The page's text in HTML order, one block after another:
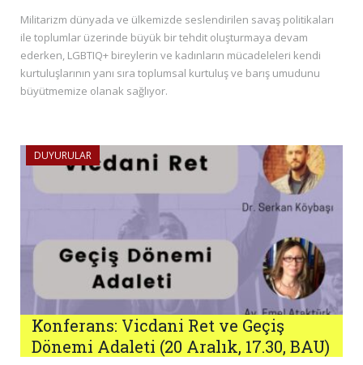
Militarizm dünyada ve ülkemizde seslendirilen savaş politikaları
ile toplumlar üzerinde büyük bir tehdit oluşturmaya devam
ederken, LGBTIQ+ bireylerin ve kadınların mücadeleleri kendi
kurtuluşlarının yanı sıra toplumsal kurtuluş ve barış umudunu
büyütmemize olanak sağlıyor.
DUYURULAR
Konferans: Vicdani Ret ve Geçiş
Dönemi Adaleti (20 Aralık, 17.30, BAU)